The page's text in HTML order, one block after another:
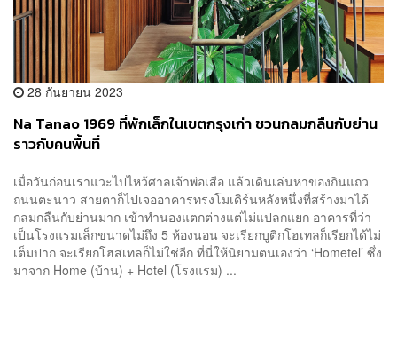
28 กันยายน 2023
Na Tanao 1969 ที่พักเล็กในเขตกรุงเก่า ชวนกลมกลืนกับย่าน
ราวกับคนพื้นที่
เมื่อวันก่อนเราแวะไปไหว้ศาลเจ้าพ่อเสือ แล้วเดินเล่นหาของกินแถว
ถนนตะนาว สายตาก็ไปเจออาคารทรงโมเดิร์นหลังหนึ่งที่สร้างมาได้
กลมกลืนกับย่านมาก เข้าทำนองแตกต่างแต่ไม่แปลกแยก อาคารที่ว่า
เป็นโรงแรมเล็กขนาดไม่ถึง 5 ห้องนอน จะเรียกบูติกโฮเทลก็เรียกได้ไม่
เต็มปาก จะเรียกโฮสเทลก็ไม่ใช่อีก ที่นี่ให้นิยามตนเองว่า ‘Hometel’ ซึ่ง
มาจาก Home (บ้าน) + Hotel (โรงแรม) ...